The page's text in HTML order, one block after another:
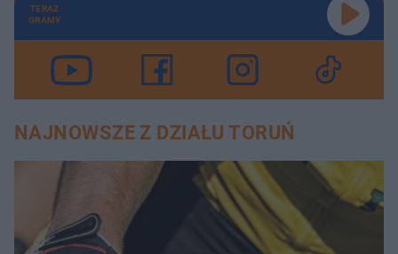
TERAZ
GRAMY
NAJNOWSZE Z DZIAŁU TORUŃ